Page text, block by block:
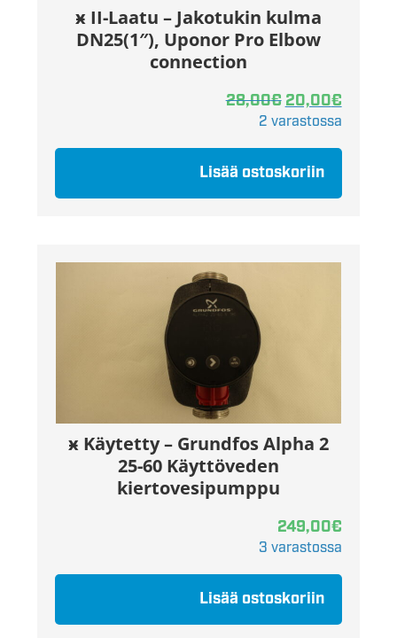
ӿ II-Laatu – Jakotukin kulma
DN25(1″), Uponor Pro Elbow
connection
28,00€20,00€
2 varastossa
Lisää ostoskoriin
ӿ Käytetty – Grundfos Alpha 2
25-60 Käyttöveden
kiertovesipumppu
249,00€
3 varastossa
Lisää ostoskoriin